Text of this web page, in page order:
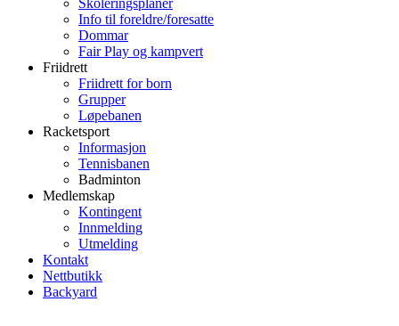
Skoleringsplaner
Info til foreldre/foresatte
Dommar
Fair Play og kampvert
Friidrett
Friidrett for born
Grupper
Løpebanen
Racketsport
Informasjon
Tennisbanen
Badminton
Medlemskap
Kontingent
Innmelding
Utmelding
Kontakt
Nettbutikk
Backyard